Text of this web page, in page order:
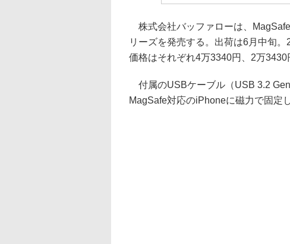
株式会社バッファローは、
リーズを発売する。出荷は6月中旬
価格はそれぞれ4万3340円、2万3430
付属のUSBケーブル（USB 3.2
MagSafe対応のiPhoneに磁力で固定